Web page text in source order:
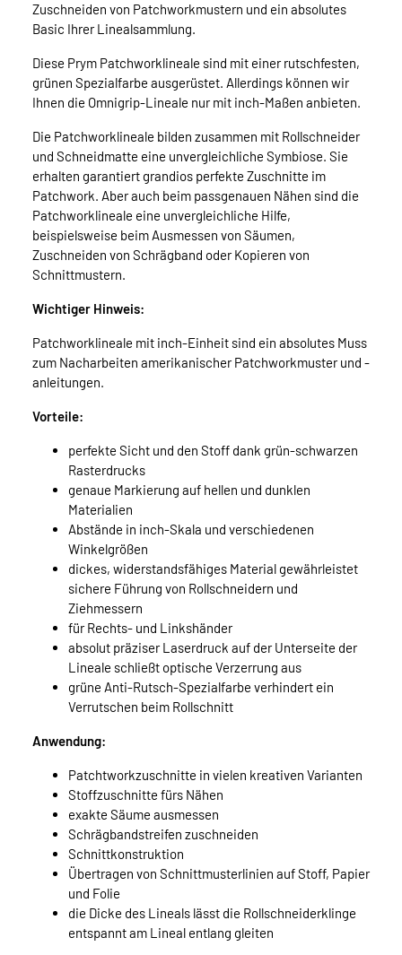
Zuschneiden von Patchworkmustern und ein absolutes
Basic Ihrer Linealsammlung.
Diese Prym Patchworklineale sind mit einer rutschfesten,
grünen Spezialfarbe ausgerüstet. Allerdings können wir
Ihnen die Omnigrip-Lineale nur mit inch-Maßen anbieten.
Die Patchworklineale bilden zusammen mit Rollschneider
und Schneidmatte eine unvergleichliche Symbiose. Sie
erhalten garantiert grandios perfekte Zuschnitte im
Patchwork. Aber auch beim passgenauen Nähen sind die
Patchworklineale eine unvergleichliche Hilfe,
beispielsweise beim Ausmessen von Säumen,
Zuschneiden von Schrägband oder Kopieren von
Schnittmustern.
Wichtiger Hinweis:
Patchworklineale mit inch-Einheit sind ein absolutes Muss
zum Nacharbeiten amerikanischer Patchworkmuster und -
anleitungen.
Vorteile:
perfekte Sicht und den Stoff dank grün-schwarzen
Rasterdrucks
genaue Markierung auf hellen und dunklen
Materialien
Abstände in inch-Skala und verschiedenen
Winkelgrößen
dickes, widerstandsfähiges Material gewährleistet
sichere Führung von Rollschneidern und
Ziehmessern
für Rechts- und Linkshänder
absolut präziser Laserdruck auf der Unterseite der
Lineale schließt optische Verzerrung aus
grüne Anti-Rutsch-Spezialfarbe verhindert ein
Verrutschen beim Rollschnitt
Anwendung:
Patchtworkzuschnitte in vielen kreativen Varianten
Stoffzuschnitte fürs Nähen
exakte Säume ausmessen
Schrägbandstreifen zuschneiden
Schnittkonstruktion
Übertragen von Schnittmusterlinien auf Stoff, Papier
und Folie
die Dicke des Lineals lässt die Rollschneiderklinge
entspannt am Lineal entlang gleiten